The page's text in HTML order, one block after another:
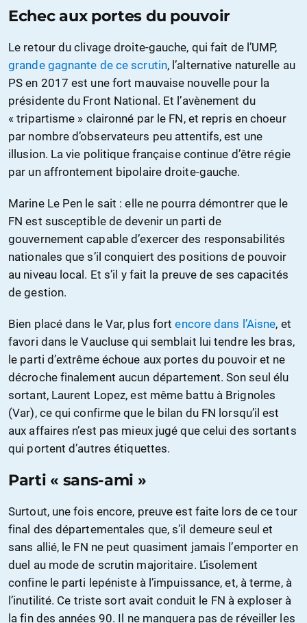
Echec aux portes du pouvoir
Le retour du clivage droite-gauche, qui fait de l’UMP,
grande gagnante de ce scrutin, l’alternative naturelle au
PS en 2017 est une fort mauvaise nouvelle pour la
présidente du Front National. Et l’avènement du
« tripartisme » claironné par le FN, et repris en choeur
par nombre d’observateurs peu attentifs, est une
illusion. La vie politique française continue d’être régie
par un affrontement bipolaire droite-gauche.
Marine Le Pen le sait : elle ne pourra démontrer que le
FN est susceptible de devenir un parti de
gouvernement capable d’exercer des responsabilités
nationales que s’il conquiert des positions de pouvoir
au niveau local. Et s’il y fait la preuve de ses capacités
de gestion.
Bien placé dans le Var, plus fortencore dans l’Aisne, et
favori dans le Vaucluse qui semblait lui tendre les bras,
le parti d’extrême échoue aux portes du pouvoir et ne
décroche finalement aucun département. Son seul élu
sortant, Laurent Lopez, est même battu à Brignoles
(Var), ce qui confirme que le bilan du FN lorsqu’il est
aux affaires n’est pas mieux jugé que celui des sortants
qui portent d’autres étiquettes.
Parti « sans-ami »
Surtout, une fois encore, preuve est faite lors de ce tour
final des départementales que, s’il demeure seul et
sans allié, le FN ne peut quasiment jamais l’emporter en
duel au mode de scrutin majoritaire. L’isolement
confine le parti lepéniste à l’impuissance, et, à terme, à
l’inutilité. Ce triste sort avait conduit le FN à exploser à
la fin des années 90. Il ne manquera pas de réveiller les